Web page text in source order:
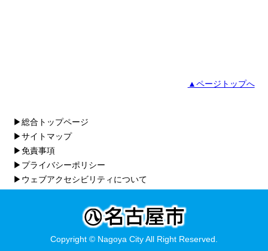
▲ページトップへ
▶総合トップページ
▶サイトマップ
▶免責事項
▶プライバシーポリシー
▶ウェブアクセシビリティについて
Copyright © Nagoya City All Right Reserved.